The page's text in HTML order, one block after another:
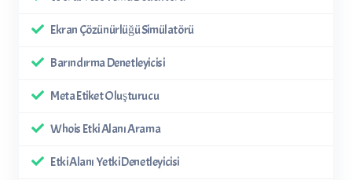
Ekran Çözünürlüğü Simülatörü
Barındırma Denetleyicisi
Meta Etiket Oluşturucu
Whois Etki Alanı Arama
Etki Alanı Yetki Denetleyicisi